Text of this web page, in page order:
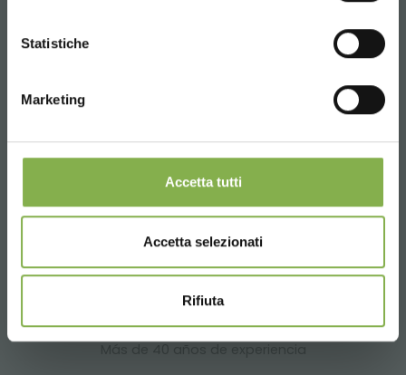
Statistiche
Marketing
Accetta tutti
Accetta selezionati
Rifiuta
SERVICIOS